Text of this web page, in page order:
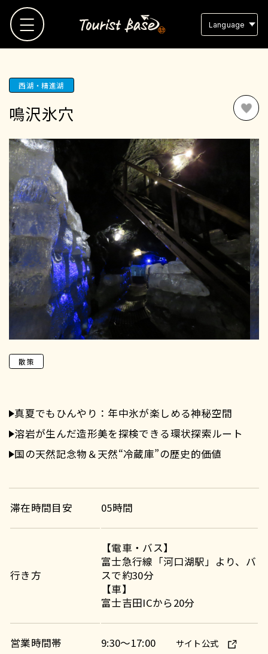
TOP
観光地MAP
観光地リスト
お気に入り
スタッフブログ
よくある質問
Language
西湖・精進湖
鳴沢氷穴
散策
真夏でもひんやり：年中氷が楽しめる神秘空間
溶岩が生んだ造形美を探検できる環状探索ルート
国の天然記念物＆天然“冷蔵庫”の歴史的価値
滞在時間目安 05時間
行き方
【電車・バス】
富士急行線「河口湖駅」より、バ
スで約30分
【車】
富士吉田ICから20分
営業時間帯 9:30～17:00 サイト公式